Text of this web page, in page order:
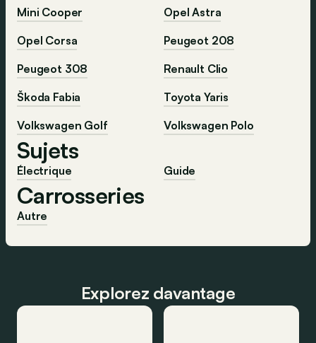
Mini Cooper
Opel Astra
Opel Corsa
Peugeot 208
Peugeot 308
Renault Clio
Škoda Fabia
Toyota Yaris
Volkswagen Golf
Volkswagen Polo
Sujets
Électrique Guide
Carrosseries
Autre
Explorez davantage